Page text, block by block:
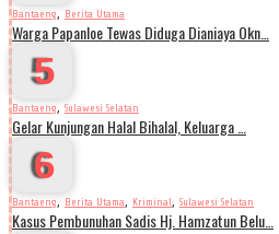
Bantaeng, Berita Utama
Warga Papanloe Tewas Diduga Dianiaya Okn…
5
Bantaeng, Sulawesi Selatan
Gelar Kunjungan Halal Bihalal, Keluarga …
6
Bantaeng, Berita Utama, Kriminal, Sulawesi Selatan
Kasus Pembunuhan Sadis Hj. Hamzatun Belu…